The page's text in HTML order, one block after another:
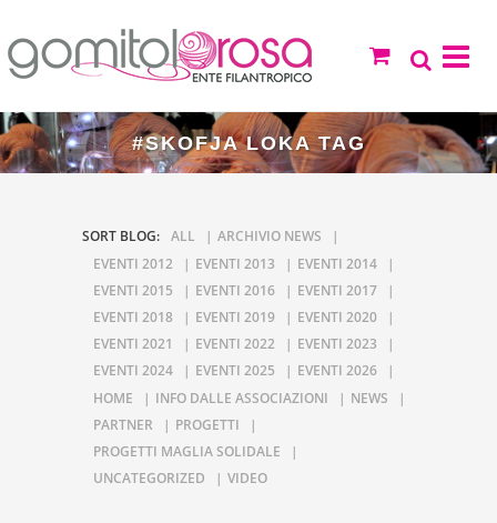
#SKOFJA LOKA TAG
SORT BLOG: ALL
ARCHIVIO NEWS
EVENTI 2012
EVENTI 2013
EVENTI 2014
EVENTI 2015
EVENTI 2016
EVENTI 2017
EVENTI 2018
EVENTI 2019
EVENTI 2020
EVENTI 2021
EVENTI 2022
EVENTI 2023
EVENTI 2024
EVENTI 2025
EVENTI 2026
HOME
INFO DALLE ASSOCIAZIONI
NEWS
PARTNER
PROGETTI
PROGETTI MAGLIA SOLIDALE
UNCATEGORIZED
VIDEO